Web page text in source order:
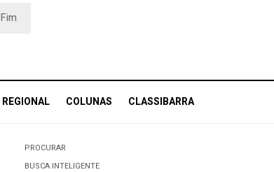
Fim
REGIONAL COLUNAS CLASSIBARRA
PROCURAR
BUSCA INTELIGENTE